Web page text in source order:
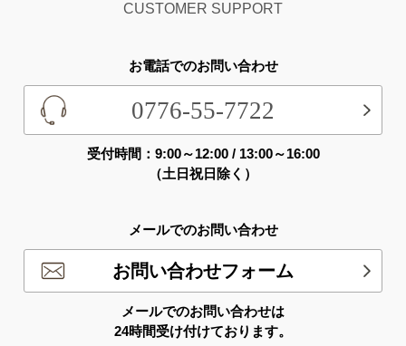
CUSTOMER SUPPORT
お電話でのお問い合わせ
0776-55-7722
受付時間：9:00～12:00 / 13:00～16:00
（土日祝日除く）
メールでのお問い合わせ
お問い合わせフォーム
メールでのお問い合わせは
24時間受け付けております。